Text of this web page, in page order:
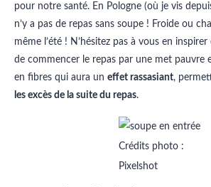
pour notre santé. En Pologne (où je vis
n’y a pas de repas sans soupe ! Froide ou
même l’été ! N’hésitez pas à vous en
de commencer le repas par une met pauvre
en fibres qui aura un effet rassasiant,
les excès de la suite du repas.
Crédits photo :
Pixelshot